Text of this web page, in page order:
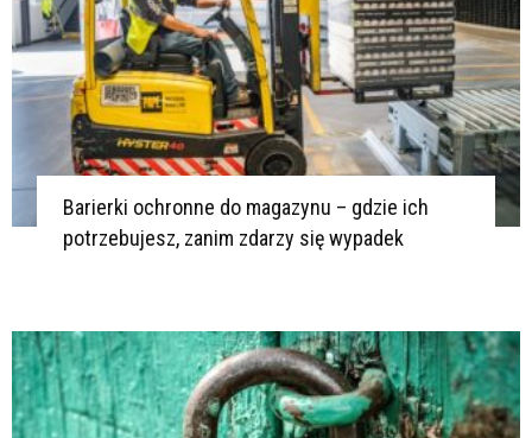
Barierki ochronne do magazynu – gdzie ich
potrzebujesz, zanim zdarzy się wypadek